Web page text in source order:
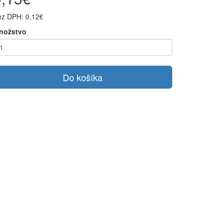
DPH: 0,12€
Do košíka